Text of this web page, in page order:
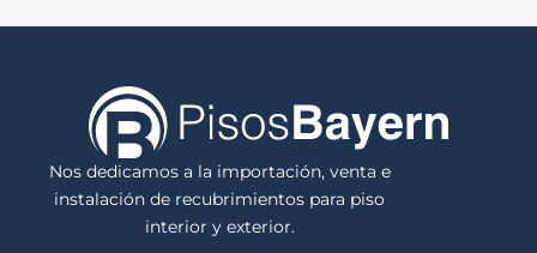
Nos dedicamos a la importación, venta e
instalación de recubrimientos para piso
interior y exterior.